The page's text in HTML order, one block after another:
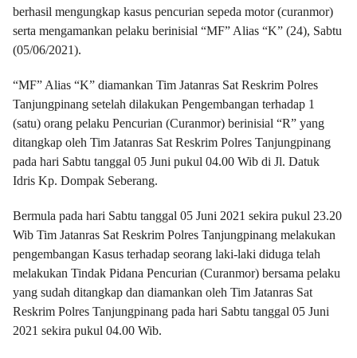
berhasil mengungkap kasus pencurian sepeda motor (curanmor)
serta mengamankan pelaku berinisial “MF” Alias “K” (24), Sabtu
(05/06/2021).
“MF” Alias “K” diamankan Tim Jatanras Sat Reskrim Polres
Tanjungpinang setelah dilakukan Pengembangan terhadap 1
(satu) orang pelaku Pencurian (Curanmor) berinisial “R” yang
ditangkap oleh Tim Jatanras Sat Reskrim Polres Tanjungpinang
pada hari Sabtu tanggal 05 Juni pukul 04.00 Wib di Jl. Datuk
Idris Kp. Dompak Seberang.
Bermula pada hari Sabtu tanggal 05 Juni 2021 sekira pukul 23.20
Wib Tim Jatanras Sat Reskrim Polres Tanjungpinang melakukan
pengembangan Kasus terhadap seorang laki-laki diduga telah
melakukan Tindak Pidana Pencurian (Curanmor) bersama pelaku
yang sudah ditangkap dan diamankan oleh Tim Jatanras Sat
Reskrim Polres Tanjungpinang pada hari Sabtu tanggal 05 Juni
2021 sekira pukul 04.00 Wib.